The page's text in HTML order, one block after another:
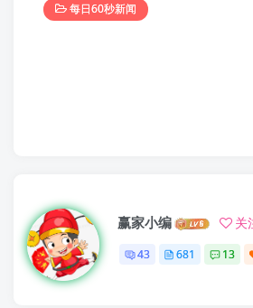
每日60秒新闻
赢家小编 关
43 681 13